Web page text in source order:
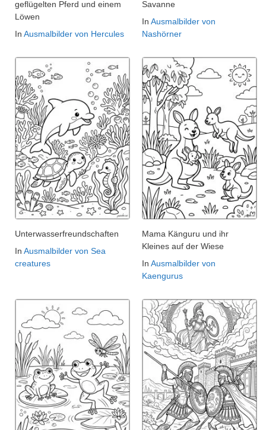
geflügelten Pferd und einem
Löwen
In Ausmalbilder von Hercules
Savanne
In Ausmalbilder von
Nashörner
Unterwasserfreundschaften
In Ausmalbilder von Sea
creatures
Mama Känguru und ihr
Kleines auf der Wiese
In Ausmalbilder von
Kaengurus